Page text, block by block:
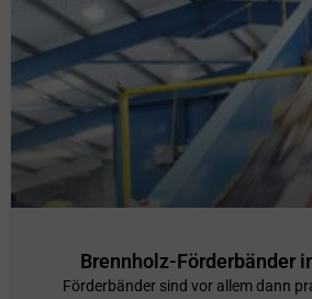
Brennholz-Förderbänder
Förderbänder sind vor allem dann